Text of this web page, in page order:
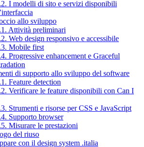
I modelli di sito e servizi disponibili
allo sviluppo
Attività preliminari
Web design responsivo e accessibile
Mobile first
Progressive enhancement e Graceful
di supporto allo sviluppo del software
Feature detection
Verificare le feature disponibili con Can I
Strumenti e risorse per CSS e JavaScript
Supporto browser
Misurare le prestazioni
del riuso
con il design system .italia